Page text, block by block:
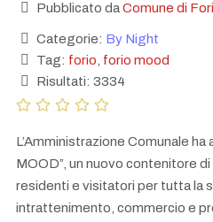
Pubblicato daComune di
Categorie: By Night
Tag: forio forio mood
Risultati: 3334
L’Amministrazione Comunale
MOOD”, un nuovo contenitore
residenti e visitatori per tutta la
intrattenimento, commercio e